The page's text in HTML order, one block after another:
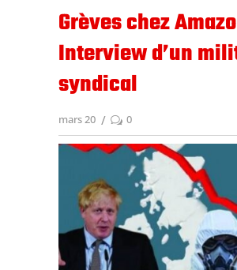
Grèves chez
Interview d’un
syndical
mars 20 0